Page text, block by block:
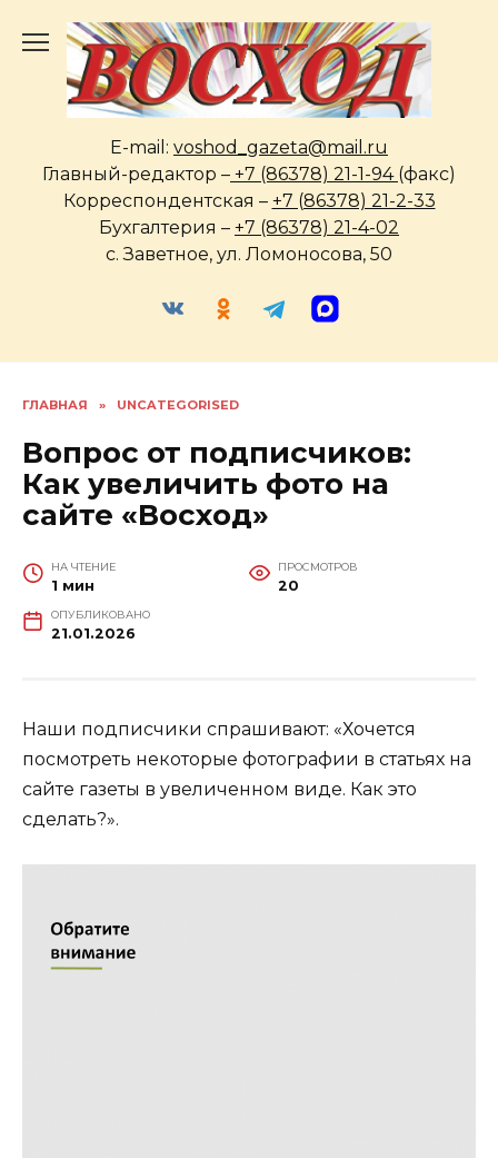
содержанию
E-mail: voshod_gazeta@mail.ru
Главный-редактор – +7 (86378) 21-1-94 (факс)
Корреспондентская – +7 (86378) 21-2-33
Бухгалтерия – +7 (86378) 21-4-02
с. Заветное, ул. Ломоносова, 50
ГЛАВНАЯ » UNCATEGORISED
Вопрос от подписчиков:
Как увеличить фото на
сайте «Восход»
НА ЧТЕНИЕ
1 мин
ПРОСМОТРОВ
20
ОПУБЛИКОВАНО
21.01.2026
Наши подписчики спрашивают: «Хочется
посмотреть некоторые фотографии в статьях на
сайте газеты в увеличенном виде. Как это
сделать?».